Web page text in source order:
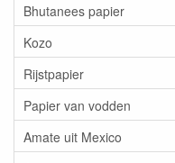
Bhutanees papier
Kozo
Rijstpapier
Papier van vodden
Amate uit Mexico